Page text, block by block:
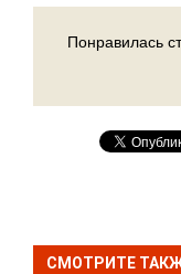
Понравилась
СМОТРИТЕ